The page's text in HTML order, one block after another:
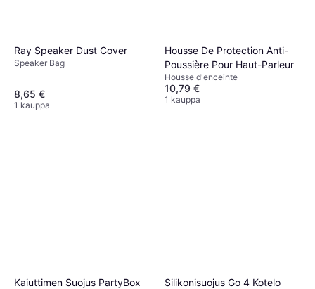
Ray Speaker Dust Cover
Speaker Bag
8,65 €
1 kauppa
Housse De Protection Anti-
Poussière Pour Haut-Parleur
Housse d'enceinte
10,79 €
1 kauppa
Kaiuttimen Suojus PartyBox
Silikonisuojus Go 4 Kotelo